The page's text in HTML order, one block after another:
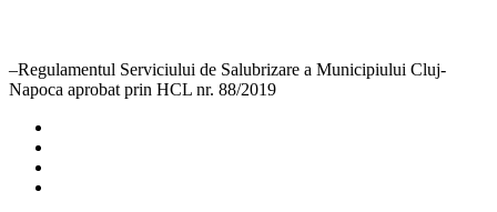
–Regulamentul Serviciului de Salubrizare a Municipiului Cluj-
Napoca aprobat prin HCL nr. 88/2019